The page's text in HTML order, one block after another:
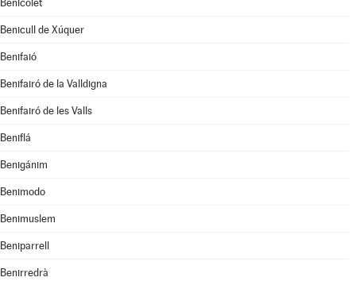
Benicolet
Benicull de Xúquer
Benifaió
Benifairó de la Valldigna
Benifairó de les Valls
Beniflá
Benigánim
Benimodo
Benimuslem
Beniparrell
Benirredrà